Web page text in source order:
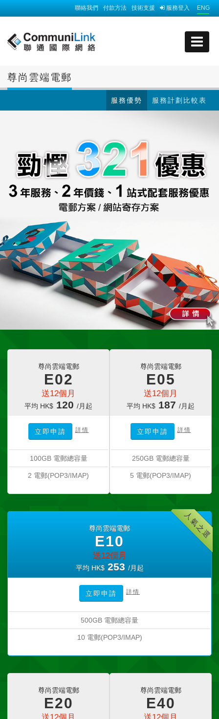
ENG
服務登入
技術支援
付款方法
聯絡我們
尊尚雲端電郵
服務計劃比較表
服務優勢
尊尚雲端電郵
E02
送12個月
平均 HK$ 120 /月起
立即申請 詳情
100GB 電郵總容量
2 電郵(POP3/IMAP)
尊尚雲端電郵
E05
送12個月
平均 HK$ 187 /月起
立即申請 詳情
250GB 電郵總容量
5 電郵(POP3/IMAP)
人氣之選
尊尚雲端電郵
E10
送12個月
平均 HK$ 253 /月起
立即申請 詳情
500GB 電郵總容量
10 電郵(POP3/IMAP)
尊尚雲端電郵
E20
尊尚雲端電郵
E40